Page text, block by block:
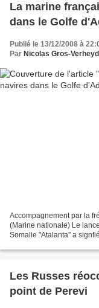
La marine
dans le Golfe
Publié le 13/12/2008 à
Par Nicolas Gros-
Accompagnement par la
(Marine nationale) Le
Somalie "Atalanta" a
Les Russes
point de Perevi